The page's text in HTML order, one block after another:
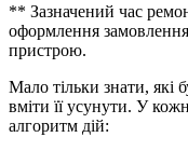
** Зазначений час
оформлення
пристрою.
Мало тільки знати, які
вміти її усунути. У
алгоритм дій: